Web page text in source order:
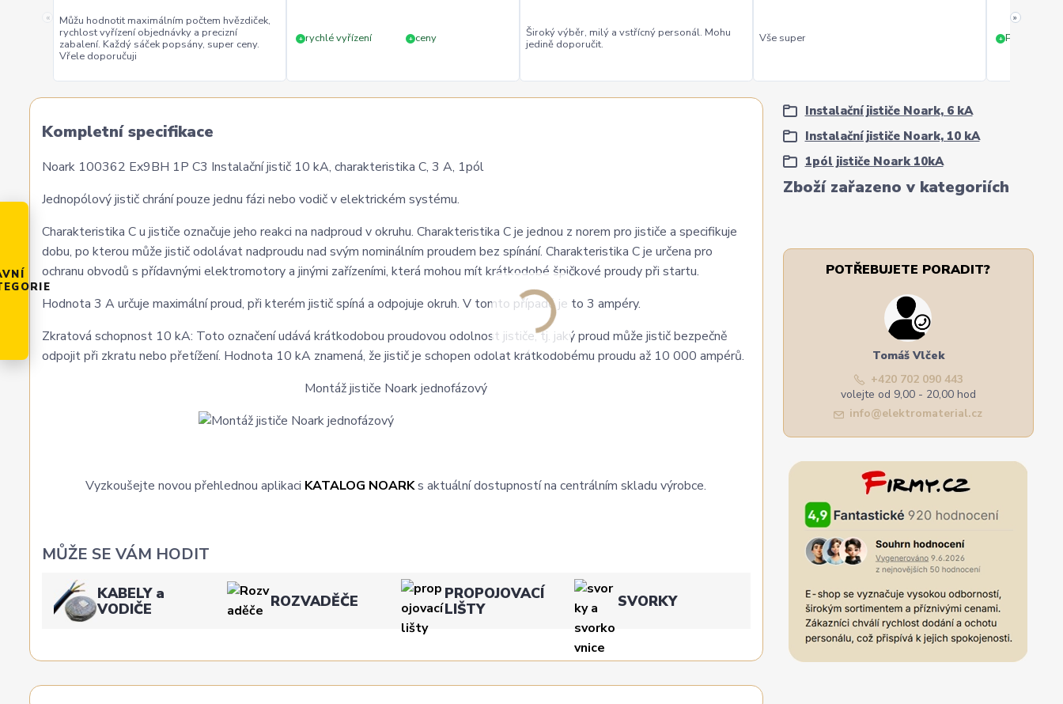
«
Můžu hodnotit maximálním počtem hvězdiček,
rychlost vyřízení objednávky a precizní
zabalení. Každý sáček popsány, super ceny.
Vřele doporučuji
+ rychlé vyřízení + ceny
Široký výběr, milý a vstřícný personál. Mohu
jedině doporučit.
Vše super + PERFEKTNÍ
»
Kompletní specifikace
Noark 100362 Ex9BH 1P C3 Instalační jistič 10 kA, charakteristika C, 3 A, 1pól
Jednopólový jistič chrání pouze jednu fázi nebo vodič v elektrickém systému.
Charakteristika C u jističe označuje jeho reakci na nadproud v okruhu. Charakteristika C je jednou z norem pro jističe a specifikuje
dobu, po kterou může jistič odolávat nadproudu nad svým nominálním proudem bez spínání. Charakteristika C je určena pro
ochranu obvodů s přídavnými elektromotory a jinými zařízeními, která mohou mít krátkodobé špičkové proudy při startu.
Hodnota 3 A určuje maximální proud, při kterém jistič spíná a odpojuje okruh. V tomto případě je to 3 ampéry.
Zkratová schopnost 10 kA: Toto označení udává krátkodobou proudovou odolnost jističe, tj. jaký proud může jistič bezpečně
odpojit při zkratu nebo přetížení. Hodnota 10 kA znamená, že jistič je schopen odolat krátkodobému proudu až 10 000 ampérů.
Montáž jističe Noark jednofázový
Vyzkoušejte novou přehlednou aplikaci KATALOG NOARKs aktuální dostupností na centrálním skladu výrobce.
MŮŽE SE VÁM HODIT
KABELY a
VODIČE
ROZVADĚČE
PROPOJOVACÍ
LIŠTY
SVORKY
Zboží zařazeno v kategoriích
Instalační jističe Noark, 6 kA
Instalační jističe Noark, 10 kA
1pól jističe Noark 10kA
POTŘEBUJETE PORADIT?
Tomáš Vlček
+420 702 090 443
volejte od 9,00 - 20,00 hod
info@elektromaterial.cz